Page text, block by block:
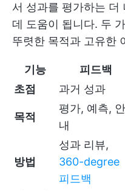
서 성과를 평가하는 더
데 도움이 됩니다. 두
뚜렷한 목적과 고유한
기능 피드백
초점
과거 성과
목적
평가, 예측, 안
내
방법
성과 리뷰,
360-degree
피드백